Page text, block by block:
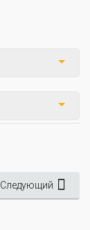
Следующий